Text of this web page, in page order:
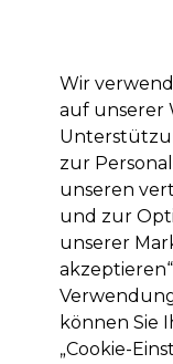
Marken Deals
Revlon
3%-10 Vol
(2)
Wir
auf unserer
zur
unseren
und zur
unserer
können Sie
„Cookie-